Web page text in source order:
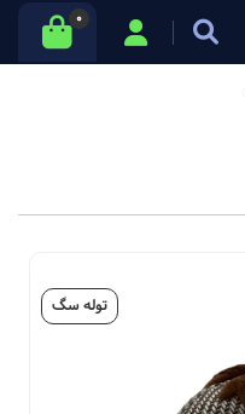
0
توله سگ